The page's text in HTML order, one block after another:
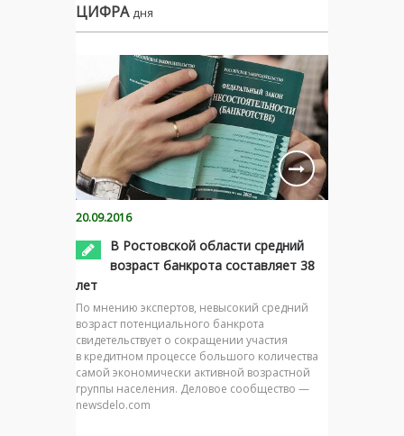
ЦИФРА дня
20.09.2016
В Ростовской области средний
возраст банкрота составляет 38
лет
По мнению экспертов, невысокий средний
возраст потенциального банкрота
свидетельствует о сокращении участия
в кредитном процессе большого количества
самой экономически активной возрастной
группы населения. Деловое сообщество —
newsdelo.com